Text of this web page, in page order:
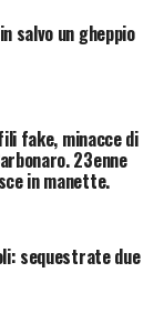
salvo un gheppio
fake, minacce di
23enne
in manette.
sequestrate due